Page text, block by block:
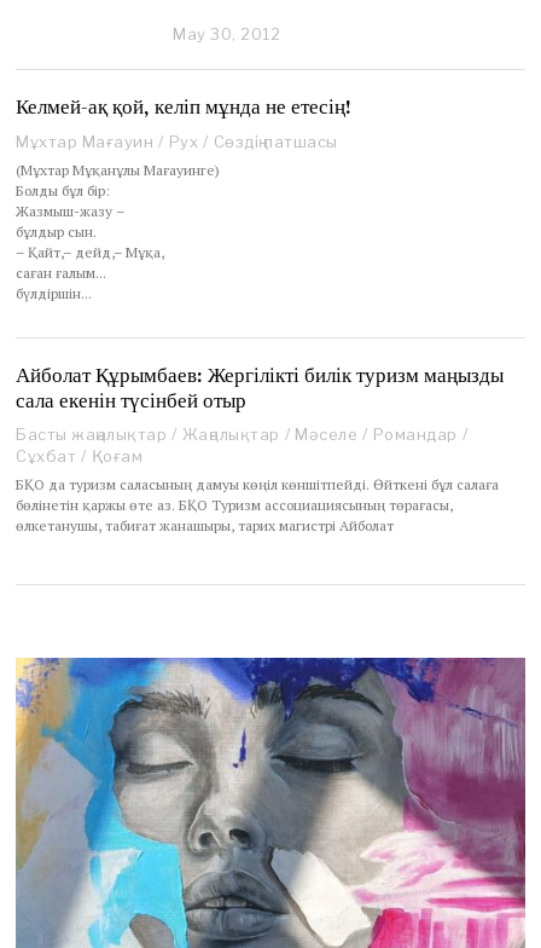
May 30, 2012
,
Келмей-ақ қой, келіп мұнда не етесің!
Мұхтар Мағауин / Рух / Сөздің патшасы
(Мұхтар Мұқанұлы Мағауинге)
Болды бұл бір:
Жазмыш-жазу –
бұлдыр сын.
– Қайт,– дейд,– Мұқа,
саған ғалым...
бүлдіршін...
Айболат Құрымбаев: Жергілікті билік туризм маңызды
сала екенін түсінбей отыр
Басты жаңалықтар / Жаңалықтар / Мәселе / Романдар /
Сұхбат / Қоғам
БҚО да туризм саласының дамуы көңіл көншітпейді. Өйткені бұл салаға
бөлінетін қаржы өте аз. БҚО Туризм ассоциациясының төрағасы,
өлкетанушы, табиғат жанашыры, тарих магистрі Айболат